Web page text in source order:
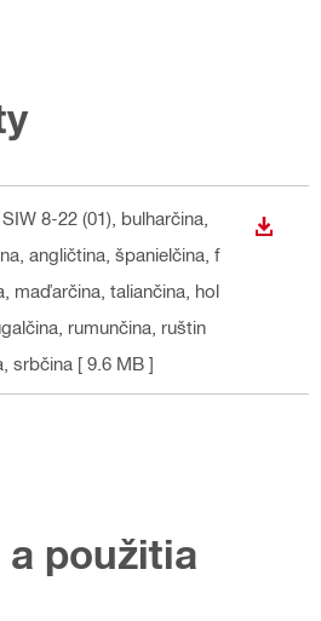
8-22 (01) , bulharčina,
angličtina, španielčina, f
maďarčina, taliančina, hol
rumunčina, ruštin
srbčina [ 9.6 MB ]
použitia